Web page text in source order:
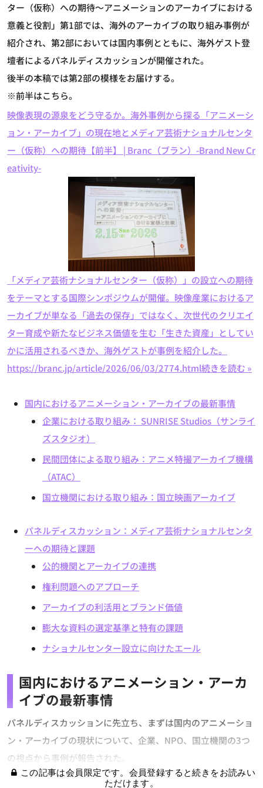
ター（仮称）への期待～アニメーションのアーカイブにおける
意義と役割」第1部では、海外のアーカイブの取り組み事例が
紹介され、第2部においては国内事例とともに、海外ゲスト登
壇者によるパネルディスカッションが開催された。
後半の本稿では第2部の模様をお届けする。
※前半はこちら。
映像表現の源泉をどう守るか。海外事例から探る「アニメーシ
ョン・アーカイブ」の現在地とメディア芸術ナショナルセンタ
ー（仮称）への期待【前半】 | Branc（ブラン）-Brand New Cr
eativity-
「メディア芸術ナショナルセンター（仮称）」の設立への期待
をテーマとする国際シンポジウムが開催。映像産業におけるア
ーカイブが単なる「過去の保存」ではなく、次世代のクリエイ
ター育成や新たなビジネス価値を生む「生きた資産」としてい
かに活用されるべきか、海外ゲストが事例を紹介した。
https://branc.jp/article/2026/06/03/2774.html続きを読む »
国内におけるアニメーション・アーカイブの最新事情
企業における取り組み： SUNRISE Studios（サンライ
ズスタジオ）
民間団体による取り組み：アニメ特撮アーカイブ機構
（ATAC）
国立機関における取り組み：国立映画アーカイブ
パネルディスカッション：メディア芸術ナショナルセンタ
ーへの期待と課題
公的機関とアーカイブの連携
権利問題へのアプローチ
アーカイブの利活用とブランド価値
膨大な資料の選定基準と特有の課題
ナショナルセンター設立に向けたエール
国内におけるアニメーション・アーカ
イブの最新事情
パネルディスカッションに先立ち、まずは国内のアニメーショ
ン・アーカイブの現状について、企業、NPO、国立機関の3つ
の視点から事例が報告された。
この記事は会員限定です。会員登録すると続きをお読みい
ただけます。